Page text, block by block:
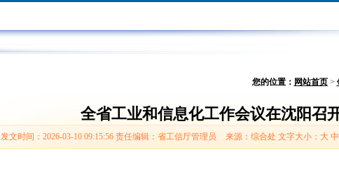
您的位置： 网站首页>
全省工业和信息化工作会议在沈阳召
发文时间：2026-03-10 09:15:56 责任编辑：省工信厅管理员 来源：综合处 文字大小： 大 中